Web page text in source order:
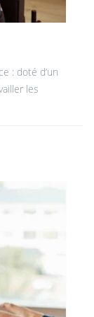
: doté d’un
les